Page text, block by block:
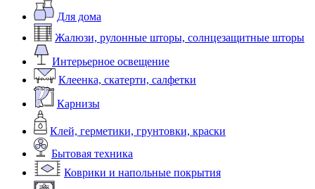
Для дома
Жалюзи, рулонные шторы, солнцезащитные шторы
Интерьерное освещение
Клеенка, скатерти, салфетки
Карнизы
Клей, герметики, грунтовки, краски
Бытовая техника
Коврики и напольные покрытия